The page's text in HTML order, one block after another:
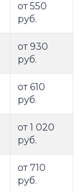
от 550
руб.
от 930
руб.
от 610
руб.
от 1 020
руб.
от 710
руб.